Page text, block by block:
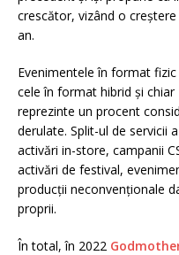
crescător, vizând o
an.
Evenimentele în format
cele în format hibrid și
reprezinte un procent
derulate. Split-ul de servicii
activări in-store, campanii
activări de festival,
producții neconvenționale
proprii.
În total, în 2022